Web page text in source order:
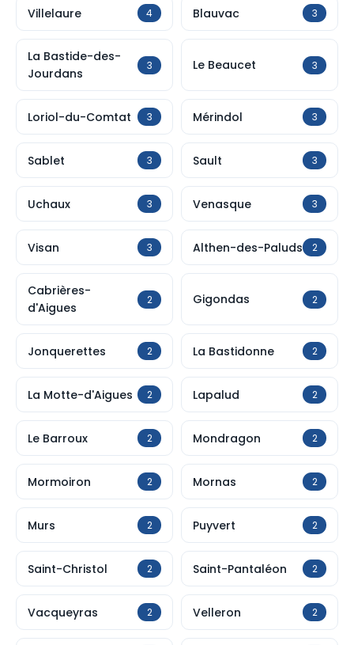
Villelaure 4 Blauvac 3
La Bastide-des-
Jourdans
3 Le Beaucet 3
Loriol-du-Comtat 3 Mérindol 3
Sablet 3 Sault 3
Uchaux 3 Venasque 3
Visan 3 Althen-des-Paluds 2
Cabrières-
d'Aigues
2 Gigondas 2
Jonquerettes 2 La Bastidonne 2
La Motte-d'Aigues 2 Lapalud 2
Le Barroux 2 Mondragon 2
Mormoiron 2 Mornas 2
Murs 2 Puyvert 2
Saint-Christol 2 Saint-Pantaléon 2
Vacqueyras 2 Velleron 2